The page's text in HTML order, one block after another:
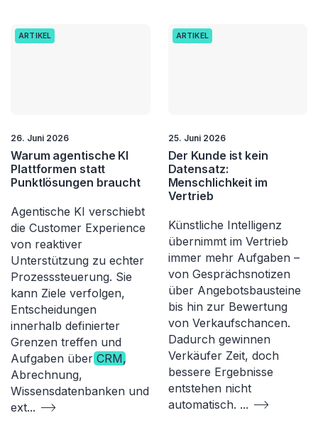
ARTIKEL
26. Juni 2026
Warum agentische KI
Plattformen statt
Punktlösungen braucht
Agentische KI verschiebt
die Customer Experience
von reaktiver
Unterstützung zu echter
Prozesssteuerung. Sie
kann Ziele verfolgen,
Entscheidungen
innerhalb definierter
Grenzen treffen und
Aufgaben überCRM,
Abrechnung,
Wissensdatenbanken und
ext...
ARTIKEL
25. Juni 2026
Der Kunde ist kein
Datensatz:
Menschlichkeit im
Vertrieb
Künstliche Intelligenz
übernimmt im Vertrieb
immer mehr Aufgaben –
von Gesprächsnotizen
über Angebotsbausteine
bis hin zur Bewertung
von Verkaufschancen.
Dadurch gewinnen
Verkäufer Zeit, doch
bessere Ergebnisse
entstehen nicht
automatisch. ...